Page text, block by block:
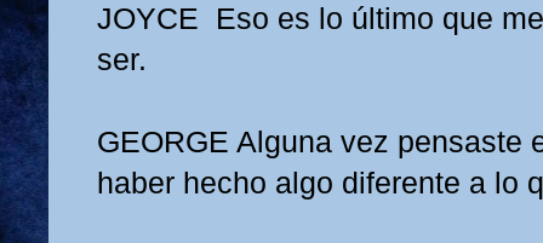
JOYCE
Eso es lo último que
ser.
GEORGE Alguna vez pensaste
haber hecho algo diferente a lo